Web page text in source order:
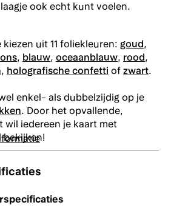
ook echt kunt voelen.
uit 11 foliekleuren: goud,
, blauw, oceaanblauw, rood,
, holografische confetti of zwart.
enkel- als dubbelzijdig op je
. Door het opvallende,
wil iedereen je kaart met
bekijken!